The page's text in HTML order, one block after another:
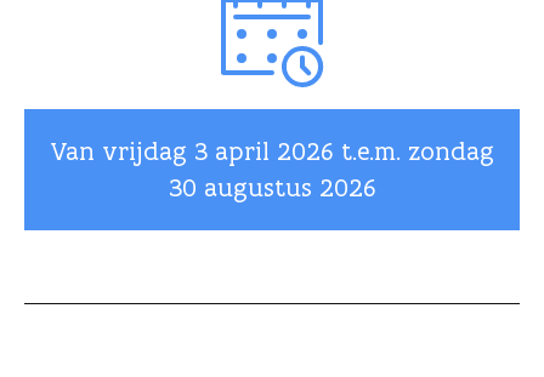
Van vrijdag 3 april 2026 t.e.m. zondag
30 augustus 2026